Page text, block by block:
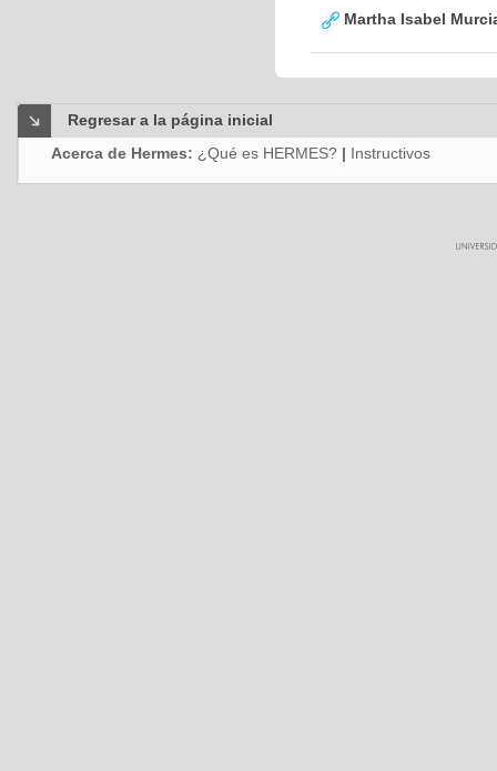
Martha Isabel
Regresar a la página inicial
Acerca de Hermes: ¿Qué es HERMES? | Instructivos